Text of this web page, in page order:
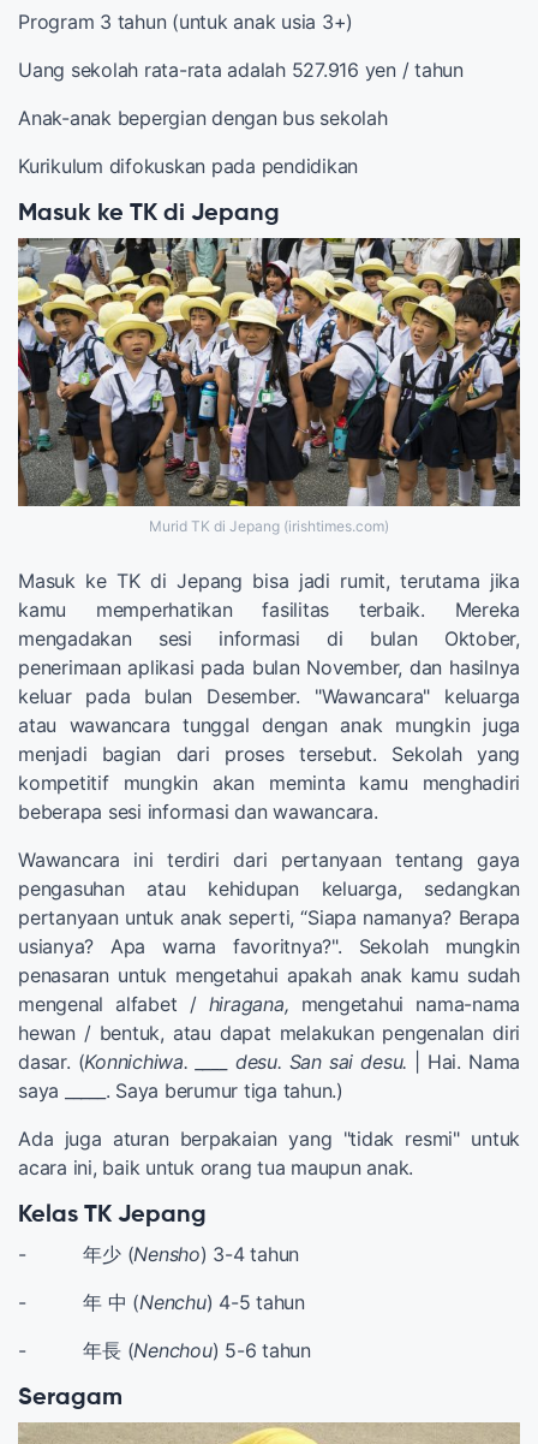
Program 3 tahun (untuk anak usia 3+)
Uang sekolah rata-rata adalah 527.916 yen / tahun
Anak-anak bepergian dengan bus sekolah
Kurikulum difokuskan pada pendidikan
Masuk ke TK di Jepang
Murid TK di Jepang (irishtimes.com)
Masuk ke TK di Jepang bisa jadi rumit, terutama jika
kamu memperhatikan fasilitas terbaik. Mereka
mengadakan sesi informasi di bulan Oktober,
penerimaan aplikasi pada bulan November, dan hasilnya
keluar pada bulan Desember. "Wawancara" keluarga
atau wawancara tunggal dengan anak mungkin juga
menjadi bagian dari proses tersebut. Sekolah yang
kompetitif mungkin akan meminta kamu menghadiri
beberapa sesi informasi dan wawancara.
Wawancara ini terdiri dari pertanyaan tentang gaya
pengasuhan atau kehidupan keluarga, sedangkan
pertanyaan untuk anak seperti, “Siapa namanya? Berapa
usianya? Apa warna favoritnya?". Sekolah mungkin
penasaran untuk mengetahui apakah anak kamu sudah
mengenal alfabet / hiragana, mengetahui nama-nama
hewan / bentuk, atau dapat melakukan pengenalan diri
dasar. (Konnichiwa. ____ desu. San sai desu. | Hai. Nama
saya _____. Saya berumur tiga tahun.)
Ada juga aturan berpakaian yang "tidak resmi" untuk
acara ini, baik untuk orang tua maupun anak.
Kelas TK Jepang
- 年少 (Nensho) 3-4 tahun
- 年 中 (Nenchu) 4-5 tahun
- 年長 (Nenchou) 5-6 tahun
Seragam